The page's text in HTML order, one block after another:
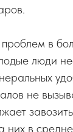
в
люди
не
них в